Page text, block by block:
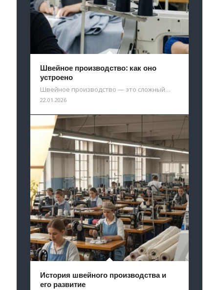
Швейное производство: как оно
устроено
Швейное производство — это сложный…
22.01.2026
История швейного производства и
его развитие